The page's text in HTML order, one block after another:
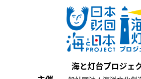
海と灯台プロジェ